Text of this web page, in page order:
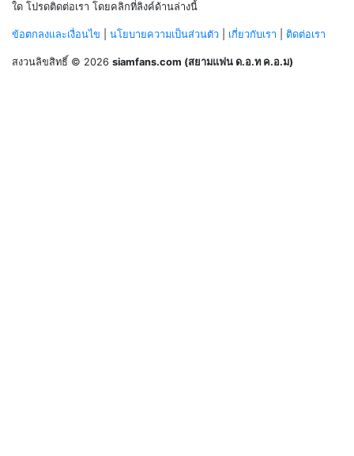
ใด โปรดติดต่อเรา โดยคลิกที่ลิงค์ด้านล่างนี้
ข้อตกลงและเงื่อนไข นโยบายความเป็นส่วนตัว เกี่ยวกับเรา ติดต่อเรา
สงวนลิขสิทธิ์ © 2026 siamfans.com (สยามแฟน ด.อ.ท ค.อ.ม)